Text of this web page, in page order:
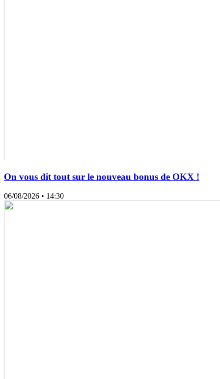
On vous dit tout sur le nouveau bonus de OKX !
06/08/2026 • 14:30